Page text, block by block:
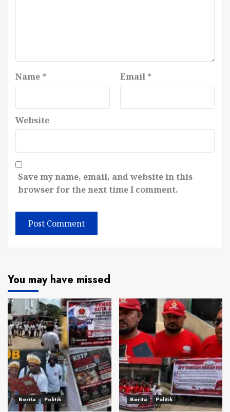
Name * Email *
Website
Save my name, email, and website in this
browser for the next time I comment.
You may have missed
Berita Politik Berita Politik